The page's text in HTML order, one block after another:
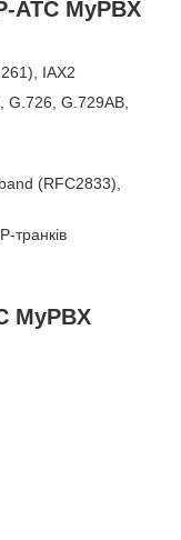
АТС MyPBX
IAX2
G.726, G.729AB,
(RFC2833),
транків
MyPBX